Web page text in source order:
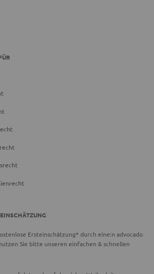
Ersteinschätzung* durch eine:n advocado
Sie bitte unseren einfachen & schnellen